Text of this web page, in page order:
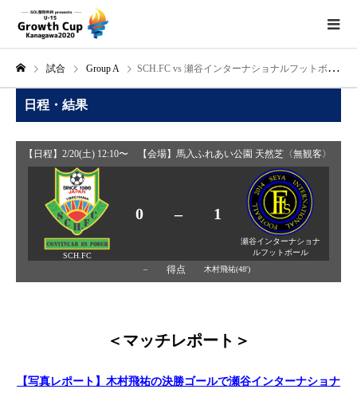
試合 Group A SCH.FC vs 瀬谷インターナショナルフットボール
日程・結果
【日程】2/20(土) 12:10〜 【会場】馬入ふれあい公園 天然芝〈無観客〉
SCH.FC
0 – 1
瀬谷インターナショナ
ルフットボール
–
得点 木村飛祐(48′)
＜マッチレポート＞
【写真レポート】木村飛祐の決勝ゴールで瀬谷インターナショナ